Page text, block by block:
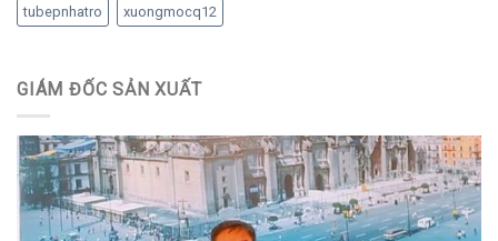
tubepnhatro xuongmocq12
GIÁM ĐỐC SẢN XUẤT